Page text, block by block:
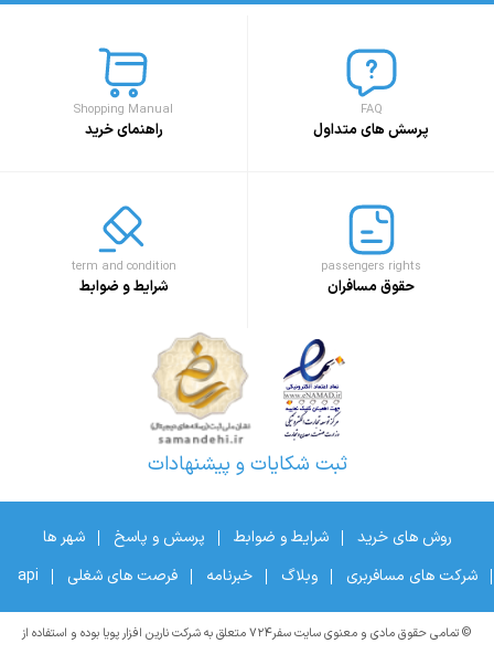
FAQ
پرسش های متداول
Shopping Manual
راهنمای خرید
passengers rights
حقوق مسافران
term and condition
شرایط و ضوابط
ثبت شکایات و پیشنهادات
روش های خرید شرایط و ضوابط پرسش و پاسخ
شهر ها
شرکت های مسافربری
وبلاگ خبرنامه فرصت های شغلی api
© تمامی حقوق مادی و معنوی سایت سفر۷۲۴ متعلق به شرکت نارین افزار پویا بوده و استفاده از